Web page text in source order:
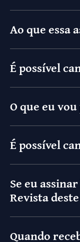
Ao que essa
É possível
O que eu
É possível
Se eu
Revista
Quando